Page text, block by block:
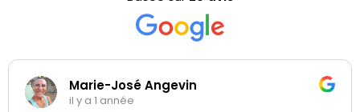
Marie-José Angevin
il y a 1 année